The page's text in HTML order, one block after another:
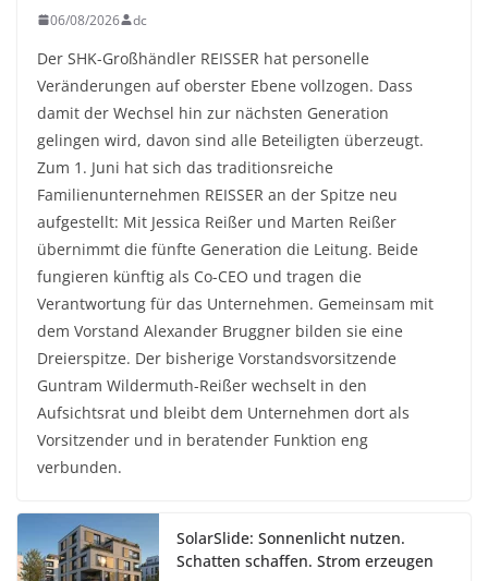
06/08/2026 dc
Der SHK-Großhändler REISSER hat personelle
Veränderungen auf oberster Ebene vollzogen. Dass
damit der Wechsel hin zur nächsten Generation
gelingen wird, davon sind alle Beteiligten überzeugt.
Zum 1. Juni hat sich das traditionsreiche
Familienunternehmen REISSER an der Spitze neu
aufgestellt: Mit Jessica Reißer und Marten Reißer
übernimmt die fünfte Generation die Leitung. Beide
fungieren künftig als Co-CEO und tragen die
Verantwortung für das Unternehmen. Gemeinsam mit
dem Vorstand Alexander Bruggner bilden sie eine
Dreierspitze. Der bisherige Vorstandsvorsitzende
Guntram Wildermuth-Reißer wechselt in den
Aufsichtsrat und bleibt dem Unternehmen dort als
Vorsitzender und in beratender Funktion eng
verbunden.
SolarSlide: Sonnenlicht nutzen.
Schatten schaffen. Strom erzeugen